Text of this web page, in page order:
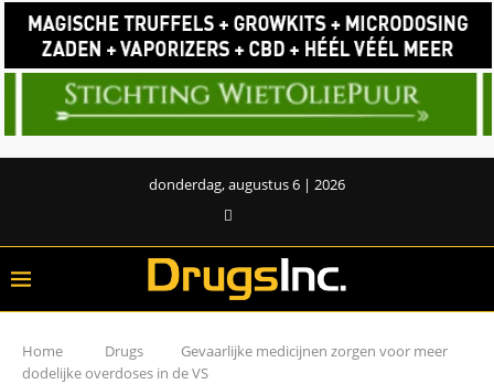
donderdag, augustus 6 | 2026
Home Drugs
Gevaarlijke medicijnen zorgen voor meer
dodelijke overdoses in de VS